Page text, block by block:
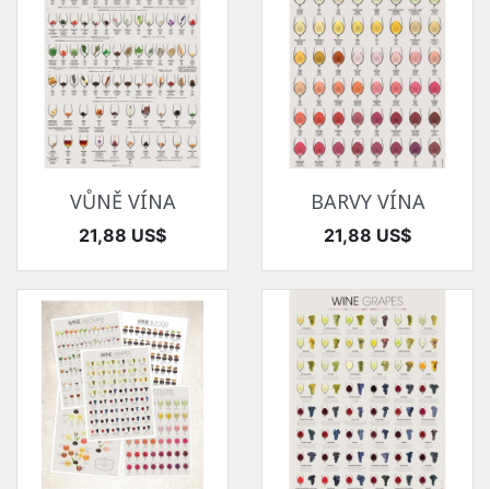
VŮNĚ VÍNA
Cena
21,88 US$
BARVY VÍNA
Cena
21,88 US$